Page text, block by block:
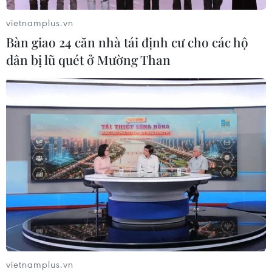
tiếp
02/08/2026 03:45
Xem thêm
CƠ QUAN CHỦ QUẢN: THÔNG TẤN XÃ VIỆT NAM
Tổng Biên tập: TRẦN TIẾN DUẨN
Phó Tổng Biên tập: NGUYỄN THỊ TÁM, KHÚC THANH
THỦY
vietnamplus.vn
Bàn giao 24 căn nhà tái định cư cho các hộ
dân bị lũ quét ở Mường Than
vietnamplus.vn